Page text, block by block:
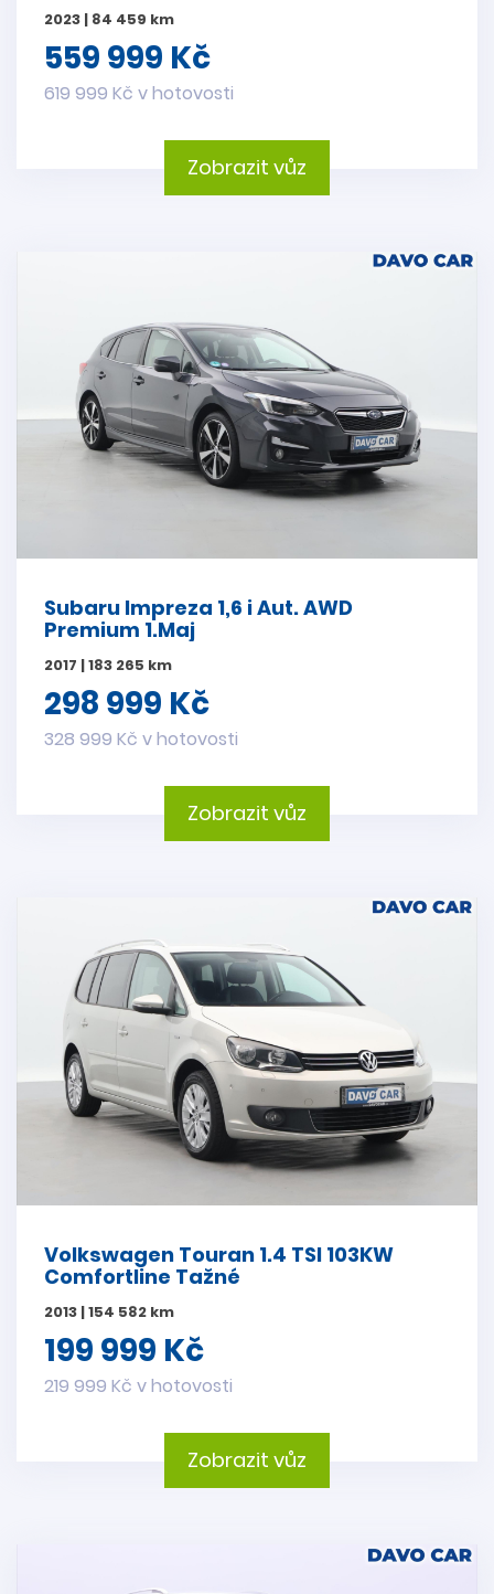
2023 | 84 459 km
559 999 Kč
619 999 Kč v hotovosti
Zobrazit vůz
Subaru Impreza 1,6 i Aut. AWD
Premium 1.Maj
2017 | 183 265 km
298 999 Kč
328 999 Kč v hotovosti
Zobrazit vůz
Volkswagen Touran 1.4 TSI 103KW
Comfortline Tažné
2013 | 154 582 km
199 999 Kč
219 999 Kč v hotovosti
Zobrazit vůz